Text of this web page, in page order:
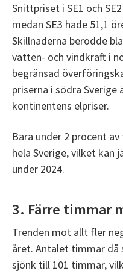
Snittpriset i SE1 och
medan SE3 hade 51,1
Skillnaderna berodde
vatten- och vindkraft i
begränsad
priserna i södra Sverige
kontinentens elpriser.
Bara under 2 procent
hela Sverige, vilket kan
under 2024.
3. Färre timmar
Trenden mot allt fler
året. Antalet timmar då
sjönk till 101 timmar,